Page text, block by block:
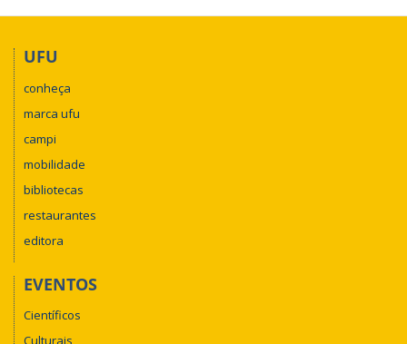
UFU
conheça
marca ufu
campi
mobilidade
bibliotecas
restaurantes
editora
EVENTOS
Científicos